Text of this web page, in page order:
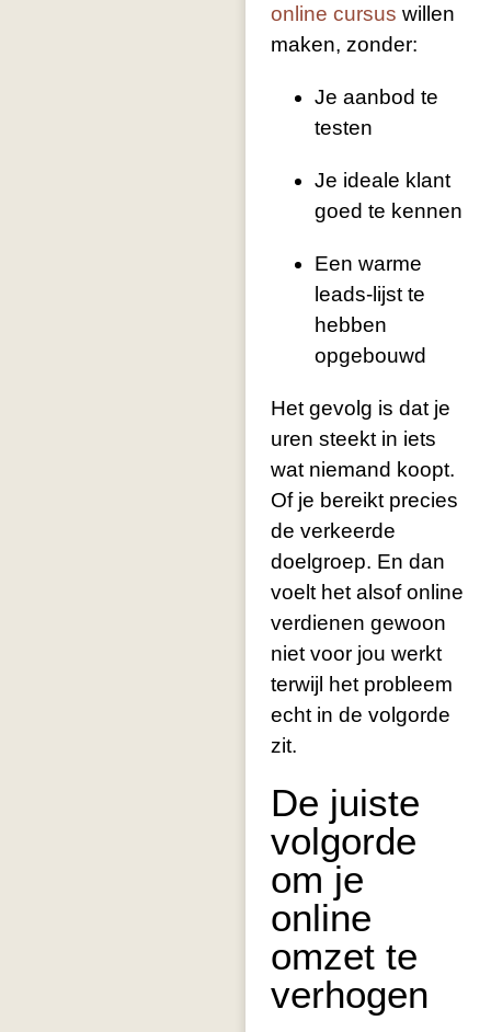
online cursus willen
maken, zonder:
Je aanbod te
testen
Je ideale klant
goed te kennen
Een warme
leads-lijst te
hebben
opgebouwd
Het gevolg is dat je
uren steekt in iets
wat niemand koopt.
Of je bereikt precies
de verkeerde
doelgroep. En dan
voelt het alsof online
verdienen gewoon
niet voor jou werkt
terwijl het probleem
echt in de volgorde
zit.
De juiste
volgorde
om je
online
omzet te
verhogen